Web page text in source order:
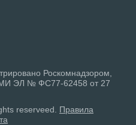
Роскомнадзором,
ЭЛ № ФС77-62458 от 27
reserveed. Правила